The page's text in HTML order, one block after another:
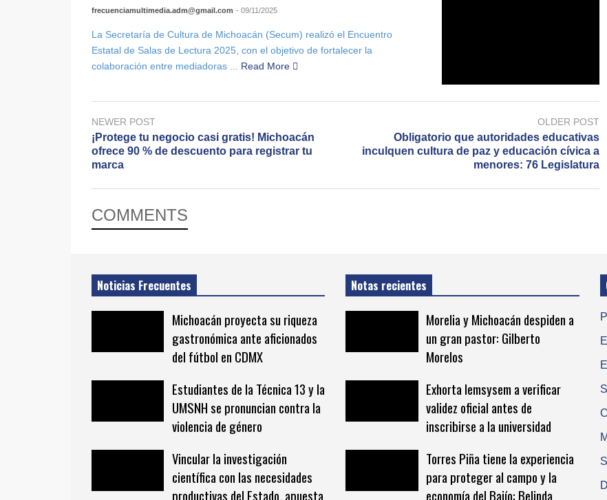
frecuenciamultimedia.adm@gmail.com - 09/11/2025
La Secretaría de Cultura de Michoacán (Secum) realizó el Encuentro
Estatal de Salas de Lectura 2025, con el objetivo de fortalecer la
colaboración entre mediadoras ... Read More
NEWER POST
¡Protege tu negocio casi gratis! Michoacán
ofrece 90 % de descuento para registrar tu
marca
OLDER POST
Obligatorio que autoridades educativas
inculquen cultura de paz y educación cívica a
menores: 76 Legislatura
COMMENTS
Noticias Frecuentes
Michoacán proyecta su riqueza
gastronómica ante aficionados
del fútbol en CDMX
Estudiantes de la Técnica 13 y la
UMSNH se pronuncian contra la
violencia de género
Vincular la investigación
científica con las necesidades
productivas del Estado, apuesta
Notas recientes
Morelia y Michoacán despiden a
un gran pastor: Gilberto
Morelos
Exhorta Iemsysem a verificar
validez oficial antes de
inscribirse a la universidad
Torres Piña tiene la experiencia
para proteger al campo y la
economía del Bajío: Belinda